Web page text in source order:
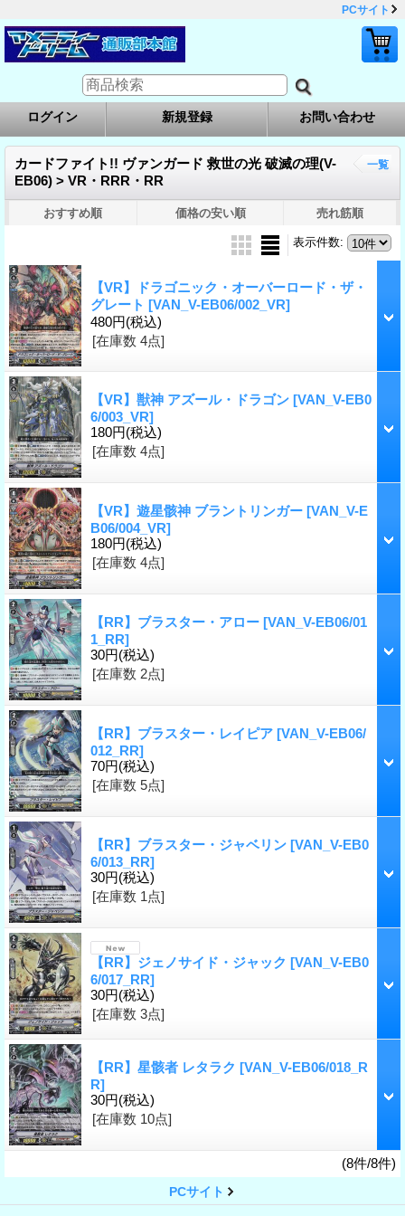
PCサイト
ログイン 新規登録 お問い合わせ
カードファイト!! ヴァンガード 救世の光 破滅の理(V-
EB06) > VR・RRR・RR
一覧
おすすめ順 価格の安い順 売れ筋順
表示件数:
【VR】ドラゴニック・オーバーロード・ザ・
グレート [VAN_V-EB06/002_VR]
480円(税込)
[在庫数 4点]
【VR】獣神 アズール・ドラゴン [VAN_V-EB0
6/003_VR]
180円(税込)
[在庫数 4点]
【VR】遊星骸神 ブラントリンガー [VAN_V-E
B06/004_VR]
180円(税込)
[在庫数 4点]
【RR】ブラスター・アロー [VAN_V-EB06/01
1_RR]
30円(税込)
[在庫数 2点]
【RR】ブラスター・レイピア [VAN_V-EB06/
012_RR]
70円(税込)
[在庫数 5点]
【RR】ブラスター・ジャベリン [VAN_V-EB0
6/013_RR]
30円(税込)
[在庫数 1点]
【RR】ジェノサイド・ジャック [VAN_V-EB0
6/017_RR]
30円(税込)
[在庫数 3点]
【RR】星骸者 レタラク [VAN_V-EB06/018_R
R]
30円(税込)
[在庫数 10点]
(8件/8件)
PCサイト